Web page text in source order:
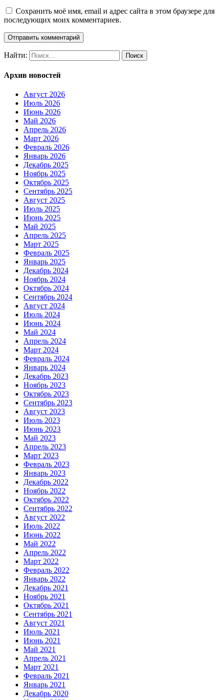
Сохранить моё имя, email и адрес сайта в этом браузере для
последующих моих комментариев.
Найти:
Архив новостей
Август 2026
Июль 2026
Июнь 2026
Май 2026
Апрель 2026
Март 2026
Февраль 2026
Январь 2026
Декабрь 2025
Ноябрь 2025
Октябрь 2025
Сентябрь 2025
Август 2025
Июль 2025
Июнь 2025
Май 2025
Апрель 2025
Март 2025
Февраль 2025
Январь 2025
Декабрь 2024
Ноябрь 2024
Октябрь 2024
Сентябрь 2024
Август 2024
Июль 2024
Июнь 2024
Май 2024
Апрель 2024
Март 2024
Февраль 2024
Январь 2024
Декабрь 2023
Ноябрь 2023
Октябрь 2023
Сентябрь 2023
Август 2023
Июль 2023
Июнь 2023
Май 2023
Апрель 2023
Март 2023
Февраль 2023
Январь 2023
Декабрь 2022
Ноябрь 2022
Октябрь 2022
Сентябрь 2022
Август 2022
Июль 2022
Июнь 2022
Май 2022
Апрель 2022
Март 2022
Февраль 2022
Январь 2022
Декабрь 2021
Ноябрь 2021
Октябрь 2021
Сентябрь 2021
Август 2021
Июль 2021
Июнь 2021
Май 2021
Апрель 2021
Март 2021
Февраль 2021
Январь 2021
Декабрь 2020